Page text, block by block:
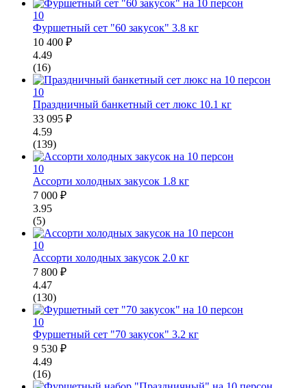
10
Фуршетный сет "60 закусок" 3.8 кг
10 400 ₽
4.49
(16)
10
Праздничный банкетный сет люкс 10.1 кг
33 095 ₽
4.59
(139)
10
Ассорти холодных закусок 1.8 кг
7 000 ₽
3.95
(5)
10
Ассорти холодных закусок 2.0 кг
7 800 ₽
4.47
(130)
10
Фуршетный сет "70 закусок" 3.2 кг
9 530 ₽
4.49
(16)